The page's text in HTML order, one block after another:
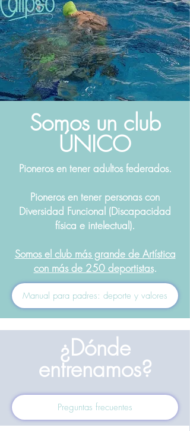
Somos un club
ÚNICO
Pioneros en tener adultos federados.
Pioneros en tener personas con
Diversidad Funcional (Discapacidad
física e intelectual).
Somos el club más grande de Artística
con más de 250 deportistas.
Manual para padres: deporte y valores
¿Dónde
entrenamos?
Preguntas frecuentes